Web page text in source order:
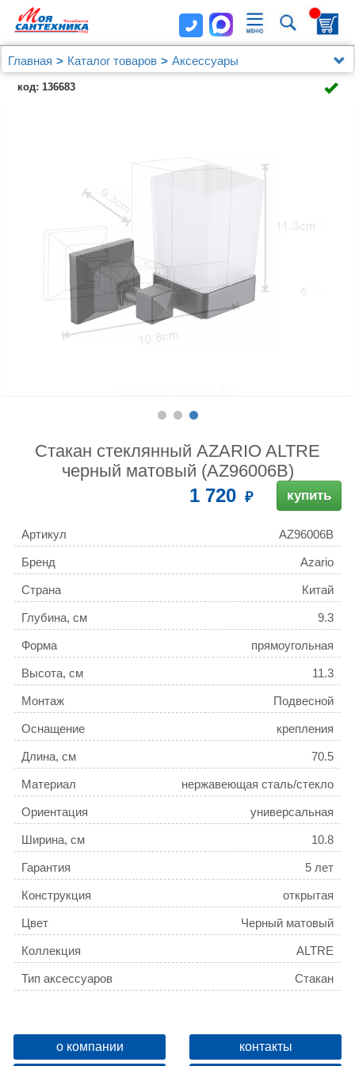
Главная Каталог товаров
Аксессуары
Стакан стеклянный AZARIO ALTRE черный матовый
(AZ96006B)
код: 136683
Стакан стеклянный AZARIO ALTRE
черный матовый (AZ96006B)
1 720 купить
Артикул AZ96006B
Бренд Azario
Страна Китай
Глубина, см 9.3
Форма прямоугольная
Высота, см 11.3
Монтаж Подвесной
Оснащение крепления
Длина, см 70.5
Материал нержавеющая сталь/стекло
Ориентация универсальная
Ширина, см 10.8
Гарантия 5 лет
Конструкция открытая
Цвет Черный матовый
Коллекция ALTRE
Тип аксессуаров Стакан
Название товара
Стакан стеклянный AZARIO
ALTRE черный матовый
ID 136683
о компании контакты